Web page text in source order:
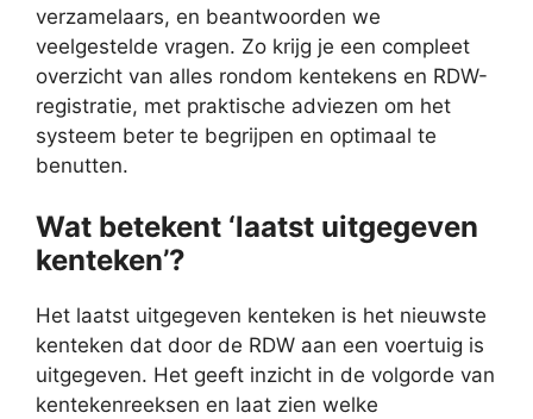
verzamelaars, en beantwoorden we
veelgestelde vragen. Zo krijg je een compleet
overzicht van alles rondom kentekens en RDW-
registratie, met praktische adviezen om het
systeem beter te begrijpen en optimaal te
benutten.
Wat betekent ‘laatst uitgegeven
kenteken’?
Het laatst uitgegeven kenteken is het nieuwste
kenteken dat door de RDW aan een voertuig is
uitgegeven. Het geeft inzicht in de volgorde van
kentekenreeksen en laat zien welke